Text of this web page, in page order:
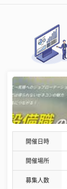
開催日時
開催場所
募集人数